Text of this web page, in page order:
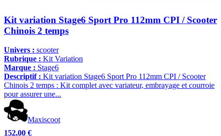
Kit variation Stage6 Sport Pro 112mm CPI / Scooter
Chinois 2 temps
Univers : scooter
Rubrique : Kit Variation
Marque : Stage6
Descriptif : Kit variation Stage6 Sport Pro 112mm CPI / Scooter
Chinois 2 temps : Kit complet avec variateur, embrayage et courroie
pour assurer une...
Maxiscoot
152,00 €